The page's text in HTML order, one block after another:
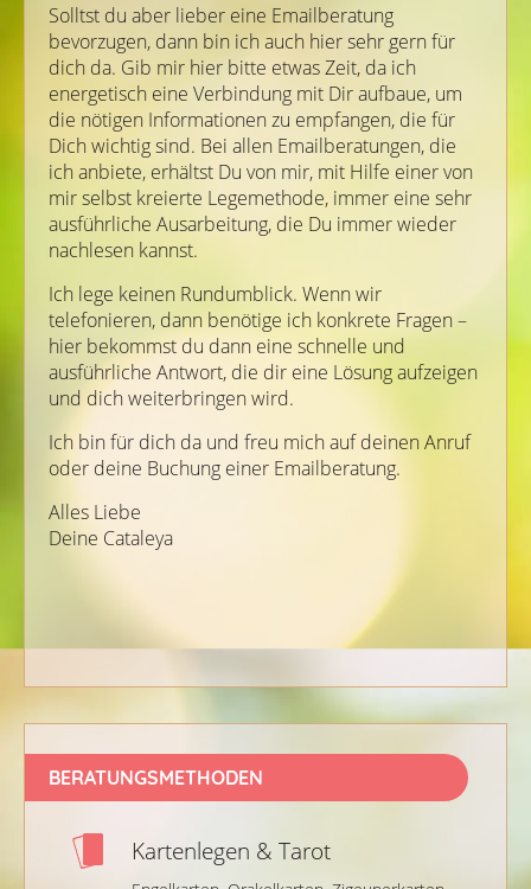
Solltst du aber lieber eine Emailberatung
bevorzugen, dann bin ich auch hier sehr gern für
dich da. Gib mir hier bitte etwas Zeit, da ich
energetisch eine Verbindung mit Dir aufbaue, um
die nötigen Informationen zu empfangen, die für
Dich wichtig sind. Bei allen Emailberatungen, die
ich anbiete, erhältst Du von mir, mit Hilfe einer von
mir selbst kreierte Legemethode, immer eine sehr
ausführliche Ausarbeitung, die Du immer wieder
nachlesen kannst.
Ich lege keinen Rundumblick. Wenn wir
telefonieren, dann benötige ich konkrete Fragen –
hier bekommst du dann eine schnelle und
ausführliche Antwort, die dir eine Lösung aufzeigen
und dich weiterbringen wird.
Ich bin für dich da und freu mich auf deinen Anruf
oder deine Buchung einer Emailberatung.
Alles Liebe
Deine Cataleya
BERATUNGSMETHODEN
Kartenlegen & Tarot